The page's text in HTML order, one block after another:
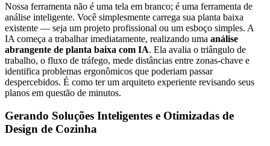
Nossa ferramenta não é uma tela em branco; é uma ferramenta de
análise inteligente. Você simplesmente carrega sua planta baixa
existente — seja um projeto profissional ou um esboço simples. A
IA começa a trabalhar imediatamente, realizando uma análise
abrangente de planta baixa com IA. Ela avalia o triângulo de
trabalho, o fluxo de tráfego, mede distâncias entre zonas-chave e
identifica problemas ergonômicos que poderiam passar
despercebidos. É como ter um arquiteto experiente revisando seus
planos em questão de minutos.
Gerando Soluções Inteligentes e Otimizadas de
Design de Cozinha